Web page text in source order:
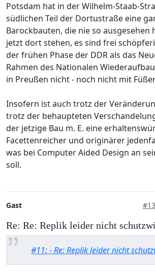
Potsdam hat in der Wilhelm-Staab-
südlichen Teil der Dortustraße eine
Barockbauten, die nie so ausgesehen
jetzt dort stehen, es sind frei
der frühen Phase der DDR als das
Rahmen des Nationalen
in Preußen nicht - noch nicht mit
Insofern ist auch trotz der
trotz der behaupteten
der jetzige Bau m. E. eine
Facettenreicher und originärer
was bei Computer Aided Design an
soll.
Gast #13
Re: Re: Replik leider nicht
#11: - Re: Replik leider nicht